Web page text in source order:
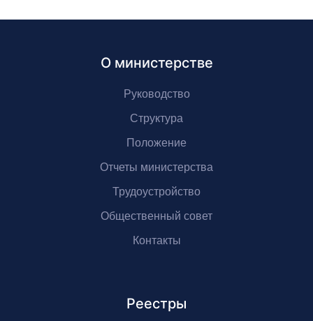
О министерстве
Руководство
Структура
Положение
Отчеты министерства
Трудоустройство
Общественный совет
Контакты
Реестры